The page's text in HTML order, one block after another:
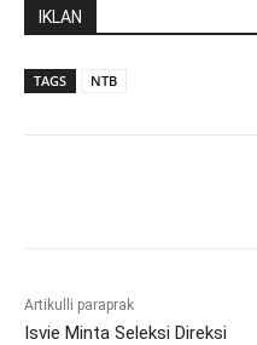
IKLAN
TAGS NTB
Artikulli paraprak
Isvie Minta Seleksi Direksi